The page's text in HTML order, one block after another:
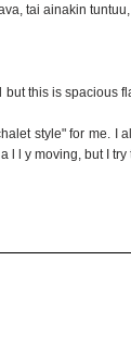
tai ainakin
this is spacious
style" for me. I
l y moving, but I